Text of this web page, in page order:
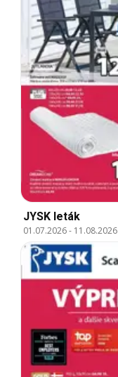
JYSK leták
01.07.2026- 11.08.2026